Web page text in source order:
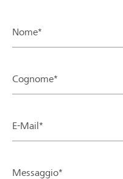
Nome*
Cognome*
E-Mail*
Messaggio*